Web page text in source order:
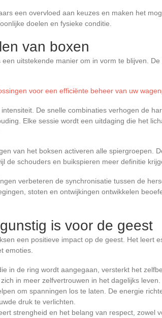
een overvloed aan keuzes en maken het
doelen en fysieke conditie.
van boxen
uitstekende manier om in vorm te blijven. De
voor een efficiënte beheer van uw
De snelle combinaties verhogen de
Elke sessie wordt een uitdaging die het
van het boksen activeren alle spiergroepen.
de schouders en buikspieren meer definitie
verbeteren de synchronisatie tussen de
stoten en ontwijkingen ontwikkelen
is voor de geest
een positieve impact op de geest. Het leert
emoties.
in de ring wordt aangegaan, versterkt het
in meer zelfvertrouwen in het dagelijks leven.
om spanningen los te laten. De energie
druk te verlichten.
strengheid en het belang van respect, zowel